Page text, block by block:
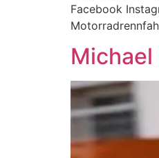
Facebook
Michael